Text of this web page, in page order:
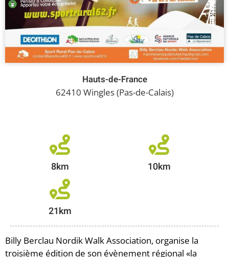
8km 10km
21km
Billy Berclau Nordik Walk Association, organise la
troisième édition de son évènement régional «la
Hauts-de-France
62410 Wingles (Pas-de-Calais)